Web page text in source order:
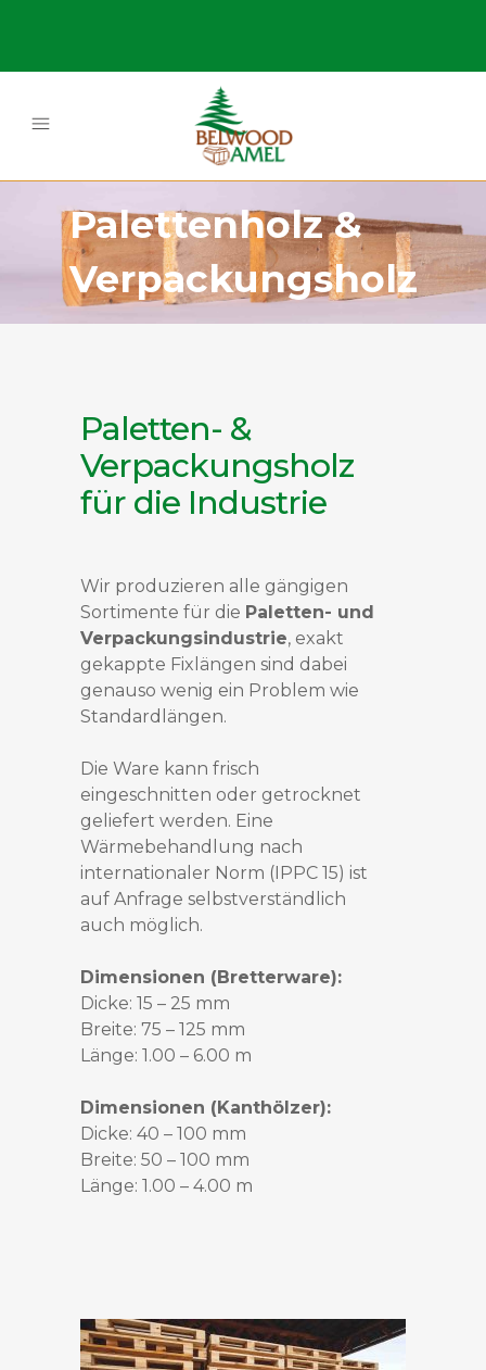
Palettenholz &
Verpackungsholz
Paletten- &
Verpackungsholz
für die Industrie
Wir produzieren alle gängigen
Sortimente für die Paletten- und
Verpackungsindustrie, exakt
gekappte Fixlängen sind dabei
genauso wenig ein Problem wie
Standardlängen.
Die Ware kann frisch
eingeschnitten oder getrocknet
geliefert werden. Eine
Wärmebehandlung nach
internationaler Norm (IPPC 15) ist
auf Anfrage selbstverständlich
auch möglich.
Dimensionen (Bretterware):
Dicke: 15 – 25 mm
Breite: 75 – 125 mm
Länge: 1.00 – 6.00 m
Dimensionen (Kanthölzer):
Dicke: 40 – 100 mm
Breite: 50 – 100 mm
Länge: 1.00 – 4.00 m